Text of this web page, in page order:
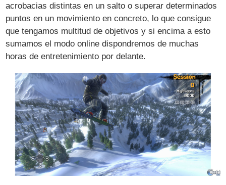
acrobacias distintas en un salto o superar determinados
puntos en un movimiento en concreto, lo que consigue
que tengamos multitud de objetivos y si encima a esto
sumamos el modo online dispondremos de muchas
horas de entretenimiento por delante.